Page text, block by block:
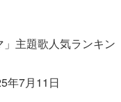
主題歌人気ランキン
年7月11日